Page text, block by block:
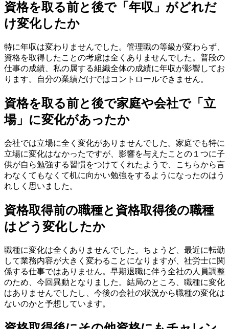
資格を取る前と後で「年収」がどれだ
け変化したか
特に年収は変わりませんでした。管理職の等級が変わらず、
資格を取得したことの考慮は全くありませんでした。普段の
仕事の成績、私の属する組織全体の成績に年収が影響してお
ります。自分の業績だけではコントロールできません。
資格を取る前と後で家庭や会社で「立
場」に変化があったか
会社では立場に全く変化がありませんでした。家庭でも特に
立場に変化はなかったですが、影響を与えたことの１つに子
供が自ら勉強する習慣をつけてくれたようで、こちらから言
わなくてもなくて机に向かい勉強をするようになったのはう
れしく思いました。
資格取得前の職種と資格取得後の職種
はどう変化したか
職種に変化は全くありませんでした。ちょうど、最近に転勤
して業務内容が大きく変わることになりますが、社労士に関
係する仕事ではありません。早期退職に伴う全社の人員調整
のため、今回異動となりました。結局のところ、職種に変化
はありませんでしたし、今後の会社の状況から職種の変化は
ないのかと予想しています。